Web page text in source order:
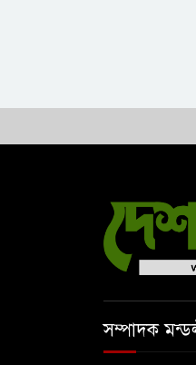
সম্পাদক